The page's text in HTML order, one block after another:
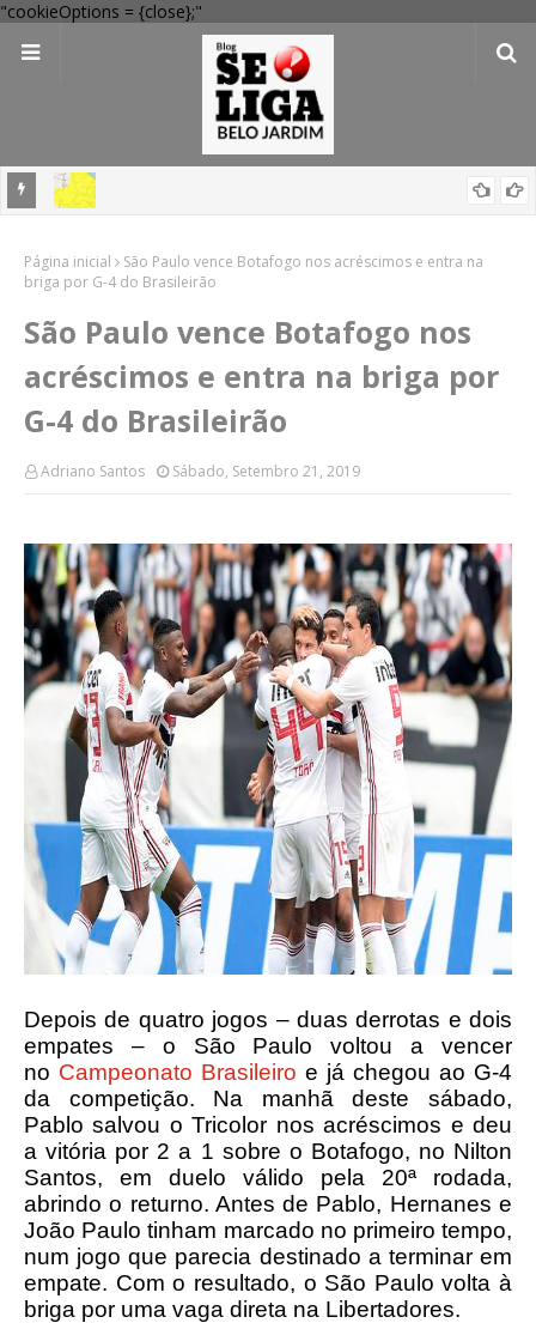
"cookieOptions = {close};"
alerta amarelo de vendaval
Página inicial
São Paulo vence Botafogo nos acréscimos e entra na
briga por G-4 do Brasileirão
São Paulo vence Botafogo nos
acréscimos e entra na briga por
G-4 do Brasileirão
Adriano Santos Sábado, Setembro 21, 2019
Depois de quatro jogos – duas derrotas e dois
empates – o São Paulo voltou a vencer
no Campeonato Brasileiro e já chegou ao G-4
da competição. Na manhã deste sábado,
Pablo salvou o Tricolor nos acréscimos e deu
a vitória por 2 a 1 sobre o Botafogo, no Nilton
Santos, em duelo válido pela 20ª rodada,
abrindo o returno. Antes de Pablo, Hernanes e
João Paulo tinham marcado no primeiro tempo,
num jogo que parecia destinado a terminar em
empate. Com o resultado, o São Paulo volta à
briga por uma vaga direta na Libertadores.